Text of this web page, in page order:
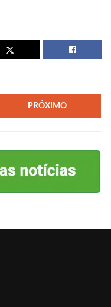
PRÓXIMO